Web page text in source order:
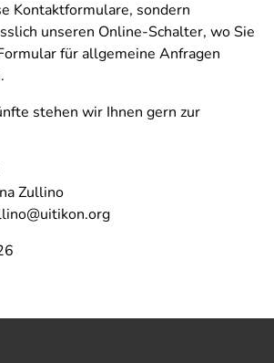
Kontaktformulare, sondern
unseren Online-Schalter, wo Sie
für allgemeine Anfragen
stehen wir Ihnen gern zur
Zullino